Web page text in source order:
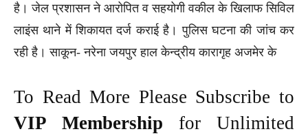
है। जेल प्रशासन ने आरोपित व सहयोगी वकील के खिलाफ सिविल
लाइंस थाने में शिकायत दर्ज कराई है। पुलिस घटना की जांच कर
रही है। साकून- नरेना जयपुर हाल केन्‍द्रीय कारागृह अजमेर के
To Read More Please Subscribe to
VIP Membership for Unlimited